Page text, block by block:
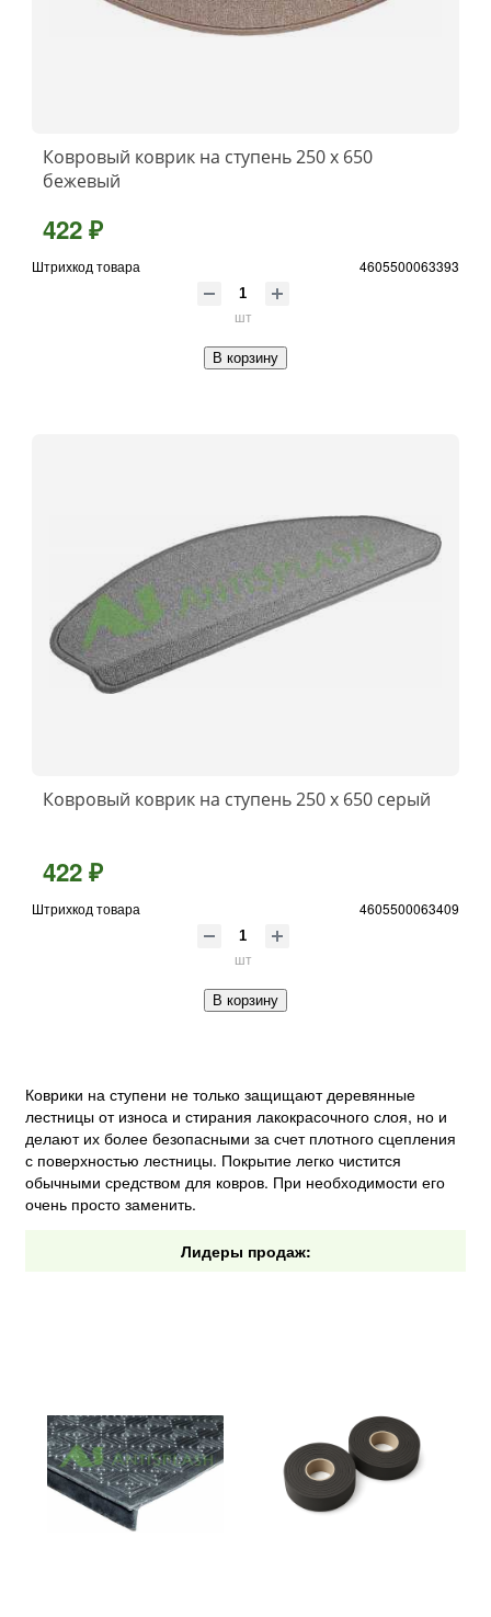
Ковровый коврик на ступень 250 х 650
бежевый
422 ₽
Штрихкод товара 4605500063393
шт
В корзину
Ковровый коврик на ступень 250 х 650 серый
422 ₽
Штрихкод товара 4605500063409
шт
В корзину
Коврики на ступени не только защищают деревянные
лестницы от износа и стирания лакокрасочного слоя, но и
делают их более безопасными за счет плотного сцепления
с поверхностью лестницы. Покрытие легко чистится
обычными средством для ковров. При необходимости его
очень просто заменить.
Лидеры продаж: